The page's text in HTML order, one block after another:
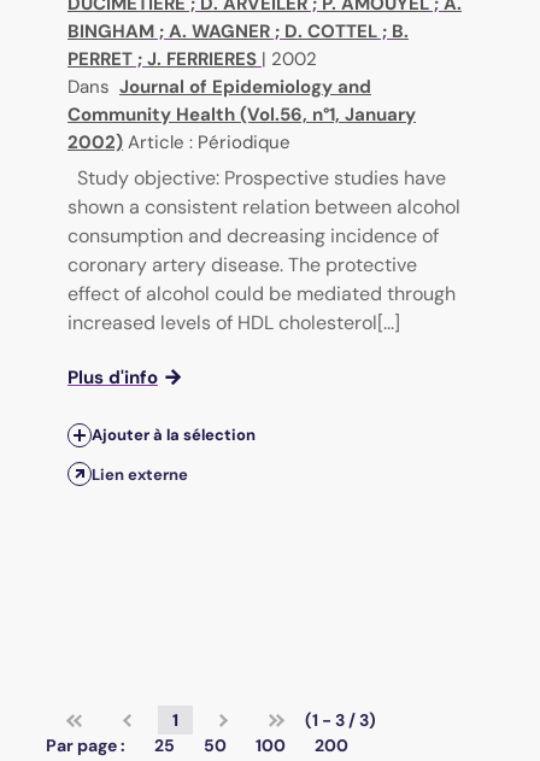
BINGHAM ; A. WAGNER ; D. COTTEL ; B.
PERRET ; J. FERRIERES | 2002
Dans Journal of Epidemiology and
Community Health (Vol.56, n°1, January
2002) Article : Périodique
Study objective: Prospective studies have
shown a consistent relation between alcohol
consumption and decreasing incidence of
coronary artery disease. The protective
effect of alcohol could be mediated through
increased levels of HDL cholesterol[...]
Plus d'info
Ajouter à la sélection
Lien externe
1
(1 - 3 / 3)
Par page :
25 50 100 200